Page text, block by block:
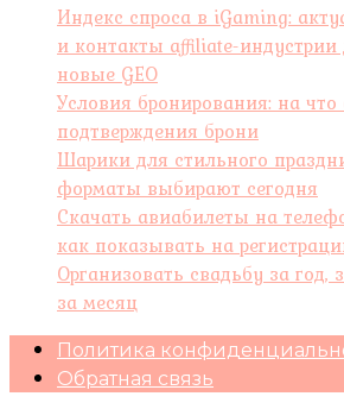
Индекс спроса в iGaming:
и контакты affiliate-
новые GEO
Условия бронирования: на что
подтверждения брони
Шарики для стильного
форматы выбирают сегодня
Скачать авиабилеты на
как показывать на
Организовать свадьбу за год,
за месяц
Политика
Обратная связь